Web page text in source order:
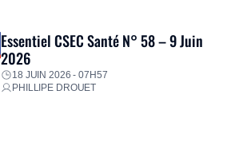
Essentiel CSEC Santé N° 58 – 9 Juin
2026
18 JUIN 2026 - 07H57
PHILLIPE DROUET